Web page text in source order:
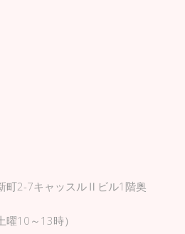
町2-7キャッスルⅡビル1階奥
10～13時）